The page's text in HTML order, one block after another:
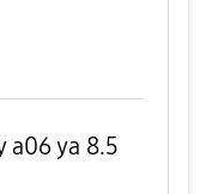
a06 ya 8.5